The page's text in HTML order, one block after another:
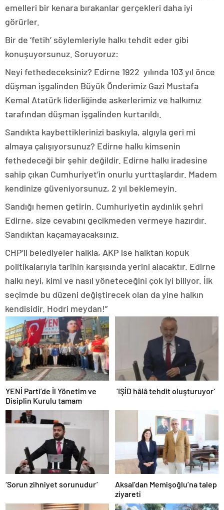
emelleri bir kenara bırakanlar gerçekleri daha iyi
görürler.
Bir de ‘fetih’ söylemleriyle halkı tehdit eder gibi
konuşuyorsunuz. Soruyoruz:
Neyi fethedeceksiniz? Edirne 1922 yılında 103 yıl önce
düşman işgalinden Büyük Önderimiz Gazi Mustafa
Kemal Atatürk liderliğinde askerlerimiz ve halkımız
tarafından düşman işgalinden kurtarıldı.
Sandıkta kaybettiklerinizi baskıyla, algıyla geri mi
almaya çalışıyorsunuz? Edirne halkı kimsenin
fethedeceği bir şehir değildir. Edirne halkı iradesine
sahip çıkan Cumhuriyet’in onurlu yurttaşlardır. Madem
kendinize güveniyorsunuz, 2 yıl beklemeyin.
Sandığı hemen getirin. Cumhuriyetin aydınlık şehri
Edirne, size cevabını gecikmeden vermeye hazırdır.
Sandıktan kaçamayacaksınız.
CHP’li belediyeler halkla, AKP ise halktan kopuk
politikalarıyla tarihin karşısında yerini alacaktır. Edirne
halkı neyi, kimi ve nasıl yöneteceğini çok iyi biliyor. İlk
seçimde bu düzeni değiştirecek olan da yine halkın
kendisidir. Hodri meydan!”
YENİ Parti’de İl Yönetim ve
Disiplin Kurulu tamam
‘IŞİD hâlâ tehdit oluşturuyor’
‘Sorun zihniyet sorunudur’
Aksal’dan Memişoğlu’na talep
ziyareti